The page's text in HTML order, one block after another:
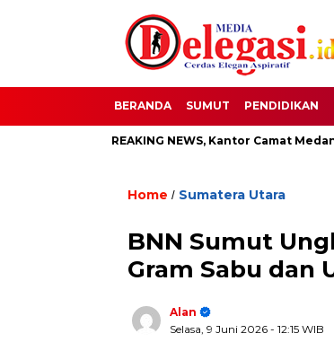
BERANDA SUMUT PENDIDIKAN
BREAKING NEWS, Kantor Camat Medan Area
Home / Sumatera Utara
BNN Sumut
Gram Sabu dan
Alan
Selasa, 9 Juni 2026 - 12:15 WIB